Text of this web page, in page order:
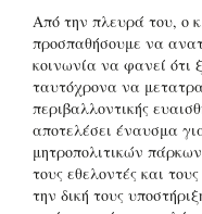
Από την πλευρά του, ο
προσπαθήσουμε να
κοινωνία να φανεί ότι
ταυτόχρονα να
περιβαλλοντικής
αποτελέσει έναυσμα
μητροπολιτικών
τους εθελοντές και
την δική τους